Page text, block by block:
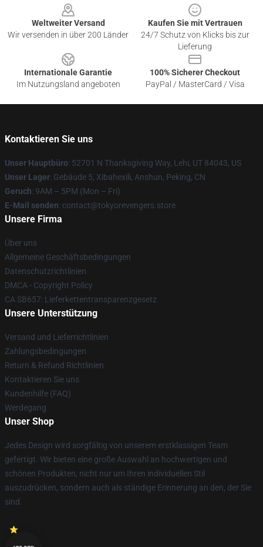
Weltweiter Versand
Wir versenden in über 200 Länder
Kaufen Sie mit Vertrauen
24/7 Schutz von Klicks bis zur
Lieferung
Internationale Garantie
Im Nutzungsland angeboten
100% Sicherer Checkout
PayPal / MasterCard / Visa
Kontaktieren Sie uns
Unser Hauptbüro: 52701 N Thanksgiving Way, Lehi, UT 84043, US
Unser Lager: Gebäude 5, Xibahexili, Anshun, Peking, CN
Geruch: 9AM – 5PM (Mon – Fri)
E-Mail senden: contact@tokyorevengers.store
Unsere Firma
Über uns
Allgemeine Geschäftsbedingungen
Datenschutzrichtlinien
DMCA - Copyright Policy
CA SB657: Lieferkettentransparenzgesetz
Unsere Unterstützung
Versand und Lieferrichtlinien
Zahlungsbedingungen
Return & Refund Richtlinien
Kontaktieren Sie uns
Kundenhilfe (FAQ)
Werdegang
Unser Shop
Jedes Design wird sorgfältig von unserem erstklassigen Team
gefertigt. Wir bieten eine große Auswahl an hochwertigen und
schönen Produkten, nicht nur um Ihren individuellen Stil
auszudrücken, sondern auch als ständige Erinnerung an den, der Sie
sind.